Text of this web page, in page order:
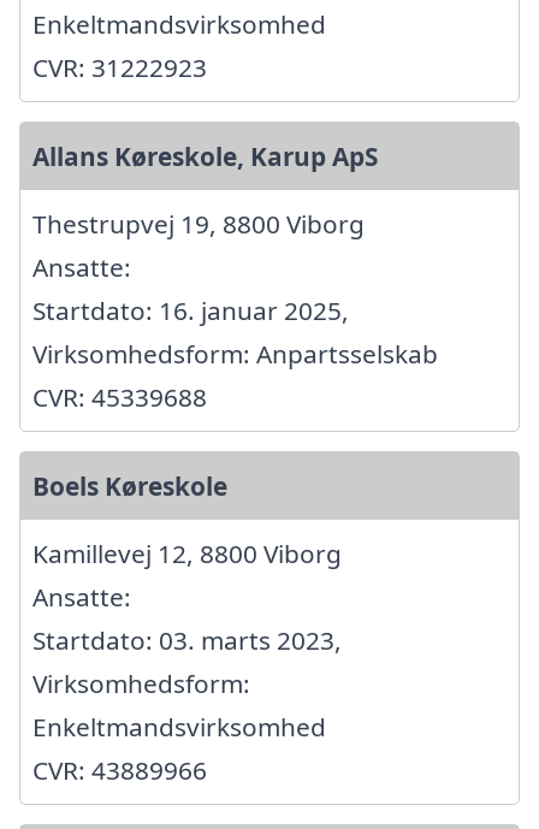
Enkeltmandsvirksomhed
CVR: 31222923
Allans Køreskole, Karup ApS
Thestrupvej 19, 8800 Viborg
Ansatte:
Startdato: 16. januar 2025,
Virksomhedsform: Anpartsselskab
CVR: 45339688
Boels Køreskole
Kamillevej 12, 8800 Viborg
Ansatte:
Startdato: 03. marts 2023,
Virksomhedsform:
Enkeltmandsvirksomhed
CVR: 43889966